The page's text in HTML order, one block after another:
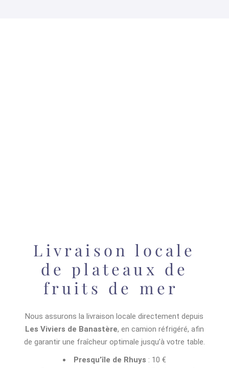
Livraison locale
de plateaux de
fruits de mer
Nous assurons la livraison locale directement depuis
Les Viviers de Banastère, en camion réfrigéré, afin
de garantir une fraîcheur optimale jusqu’à votre table.
Presqu’île de Rhuys : 10 €